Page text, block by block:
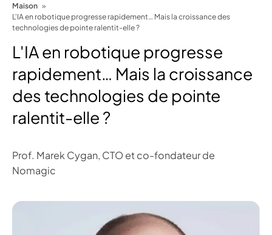
Maison
L'IA en robotique progresse rapidement… Mais la croissance des
technologies de pointe ralentit-elle ?
L'IA en robotique progresse
rapidement… Mais la croissance
des technologies de pointe
ralentit-elle ?
Prof. Marek Cygan, CTO et co-fondateur de
Nomagic